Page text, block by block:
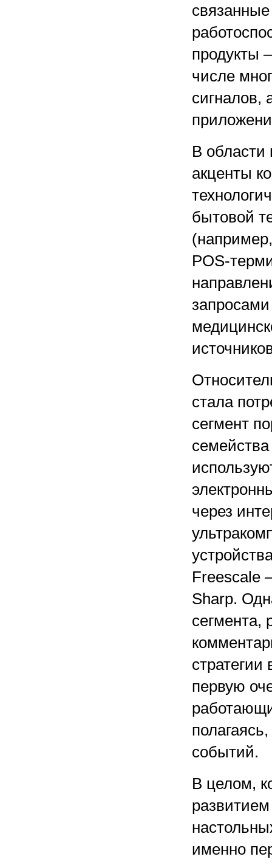
продукты
числе
сигналов,
В
акценты
бытовой
POS-
стала
сегмент
через
Freescale
Sharp.
сегмента,
первую
событий.
В целом,
именно